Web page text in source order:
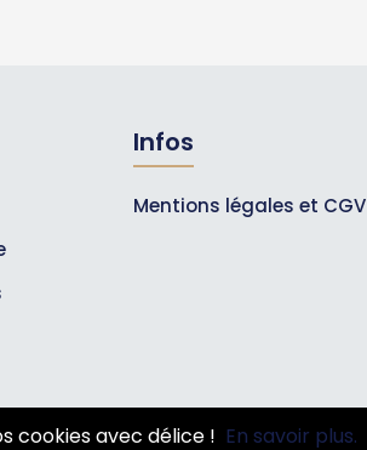
Infos
Mentions légales et CGV
cookies avec délice ! En savoir plus.